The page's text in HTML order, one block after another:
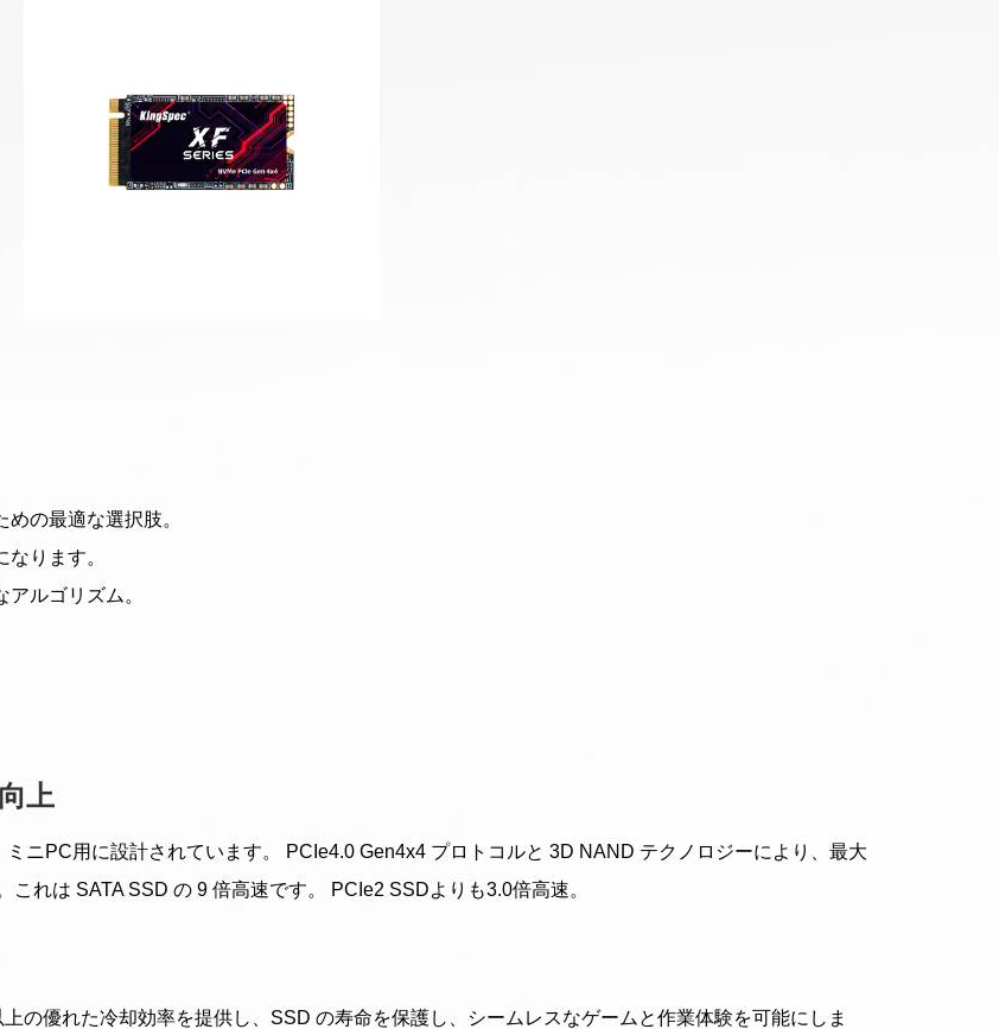
の最適な選択肢。
ります。
ルゴリズム。
上
ニPC用に設計されています。 PCIe4.0 Gen4x4 プロトコルと 3D NAND テクノロジーにより、最大
れは SATA SSD の 9 倍高速です。 PCIe2 SSDよりも3.0倍高速。
の優れた冷却効率を提供し、SSD の寿命を保護し、シームレスなゲームと作業体験を可能にしま